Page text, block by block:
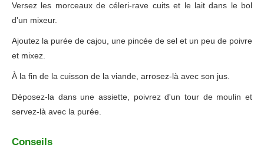
Versez les morceaux de céleri-rave cuits et le lait dans le bol
d'un mixeur.
Ajoutez la purée de cajou, une pincée de sel et un peu de poivre
et mixez.
À la fin de la cuisson de la viande, arrosez-là avec son jus.
Déposez-la dans une assiette, poivrez d'un tour de moulin et
servez-là avec la purée.
Conseils